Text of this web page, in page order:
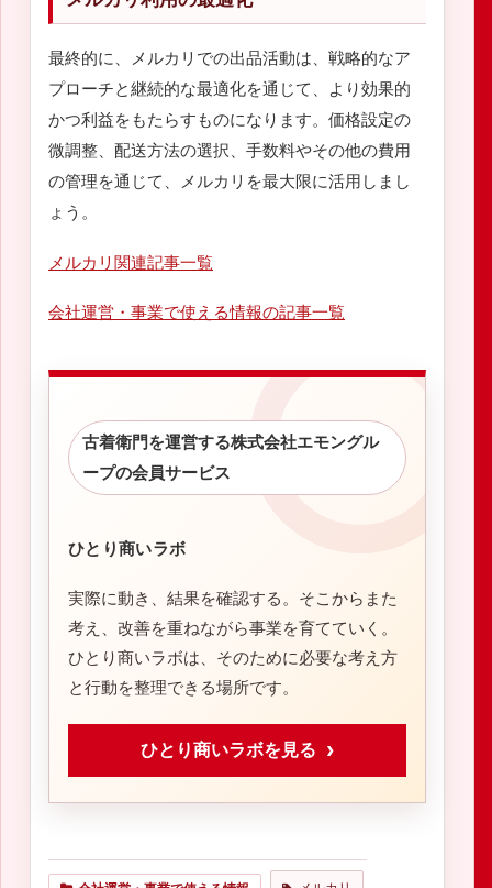
最終的に、メルカリでの出品活動は、戦略的なア
プローチと継続的な最適化を通じて、より効果的
かつ利益をもたらすものになります。価格設定の
微調整、配送方法の選択、手数料やその他の費用
の管理を通じて、メルカリを最大限に活用しまし
ょう。
メルカリ関連記事一覧
会社運営・事業で使える情報の記事一覧
古着衛門を運営する株式会社エモングル
ープの会員サービス
ひとり商いラボ
実際に動き、結果を確認する。そこからまた
考え、改善を重ねながら事業を育てていく。
ひとり商いラボは、そのために必要な考え方
と行動を整理できる場所です。
ひとり商いラボを見る